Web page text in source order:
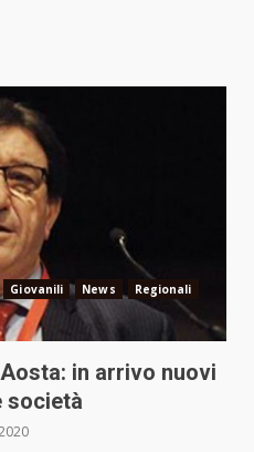
Giovanili News
Regionali
in arrivo nuovi
società